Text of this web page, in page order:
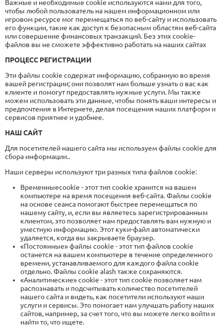
Важные и необходимые cookie используются нами для того,
чтобы любой пользователь на нашем информационном или
игровом ресурсе мог перемещаться по веб-сайту и использовать
его функции, такие как доступ к безопасным областям веб-сайта
или совершение финансовых транзакций. Без этих cookie-
файлов вы не сможете эффективно работать на наших сайтах
ПРОЦЕСС РЕГИСТРАЦИИ
Эти файлы cookie содержат информацию, собранную во время
вашей регистрации; они позволят нам больше узнать о вас как
клиенте и помогут предоставлять нужные услуги. Мы также
можем использовать эти данные, чтобы понять ваши интересы и
предпочтения в Интернете, делая посещения наших платформ и
сервисов приятнее и удобнее.
НАШ САЙТ
Для посетителей нашего сайта мы используем файлы cookie для
сбора информации..
Наши серверы используют три разных типа файлов cookie:
Временныеcookie - этот тип cookie хранится на вашем
компьютере на время посещения веб-сайта. Файлы cookie
на основе сеанса помогают быстрее перемещаться по
нашему сайту, и, если вы являетесь зарегистрированным
клиентом, это позволяет нам предоставлять вам нужную и
уместную информацию. Этот куки-файл автоматически
удаляется, когда вы закрываете браузер.
«Постоянные» файлы cookie - этот тип файлов cookie
останется на вашем компьютере в течение определенного
времени, устанавливаемого для каждого файла cookie
отдельно. Файлы cookie аlash также сохраняются.
«Аналитические» cookie - этот тип cookie позволяет нам
распознавать и подсчитывать количество посетителей
нашего сайта и видеть, как посетители используют наши
услуги и сервисы. Это помогает нам улучшать работу наших
сайтов, например, за счет того, что вы можете легко войти и
найти то, что ищете.